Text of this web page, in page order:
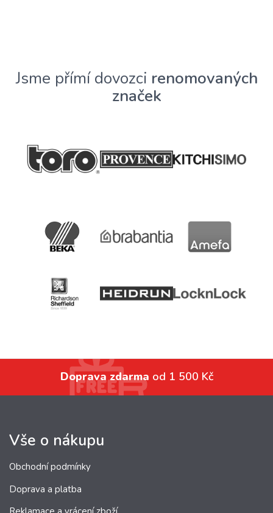
Jsme přímí dovozci renomovaných
značek
Doprava zdarma od 1 500 Kč
Vše o nákupu
Obchodní podmínky
Doprava a platba